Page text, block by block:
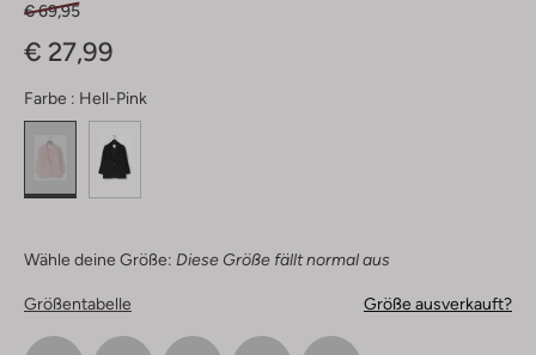
€ 69,95
€ 27,99
Farbe : Hell-Pink
Wähle deine Größe: Diese Größe fällt normal aus
Größentabelle Größe ausverkauft?